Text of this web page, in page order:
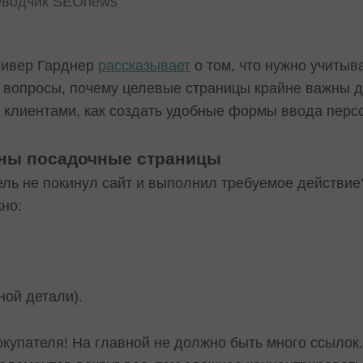
Гарднер рассказывает о том, что нужно
почему целевые страницы крайне важны
клиентами, как создать удобные формы ввода
посадочные страницы
не покинул сайт и выполнил требуемое
детали).
На главной не должно быть много